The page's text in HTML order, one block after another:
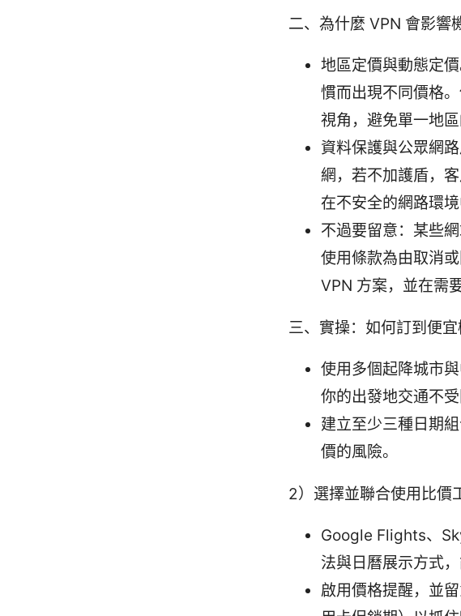
二、為什麼 VPN 會影響
地區定價與動態定
慣而出現不同價格
視角，避免單一地
資料保護與公眾網
網，若不加護盾，
在不安全的網路環
不過要留意：某些
使用條款為由取消
VPN 方案，並在需
三、實操：如何訂到便
使用多個起降城市
你的出發地交通不
建立至少三種日期
價的風險。
2）選擇並聯合使用比價
Google Flights、
法與日曆展示方式
啟用價格提醒，並